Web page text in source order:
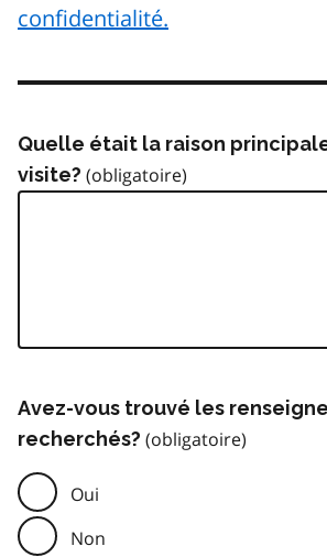
confidentialité.
Quelle était la raison
visite?
Avez-vous trouvé les
recherchés?
Oui
Non